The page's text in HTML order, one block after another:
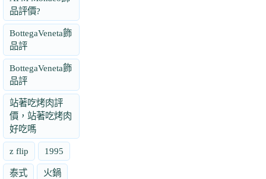
品評價?
BottegaVeneta飾
品評
BottegaVeneta飾
品評
站著吃烤肉評
價，站著吃烤肉
好吃嗎
z flip 1995
泰式 火鍋